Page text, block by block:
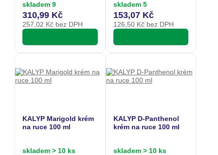
skladem 9
310,99 Kč
257,02 Kč bez DPH
skladem 5
153,07 Kč
126,50Kč bez DPH
KALYP Marigold krém
na ruce 100 ml
skladem > 10 ks
KALYP D-Panthenol
krém na ruce 100 ml
skladem > 10 ks